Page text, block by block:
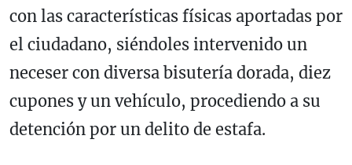
con las características físicas aportadas por
el ciudadano, siéndoles intervenido un
neceser con diversa bisutería dorada, diez
cupones y un vehículo, procediendo a su
detención por un delito de estafa.